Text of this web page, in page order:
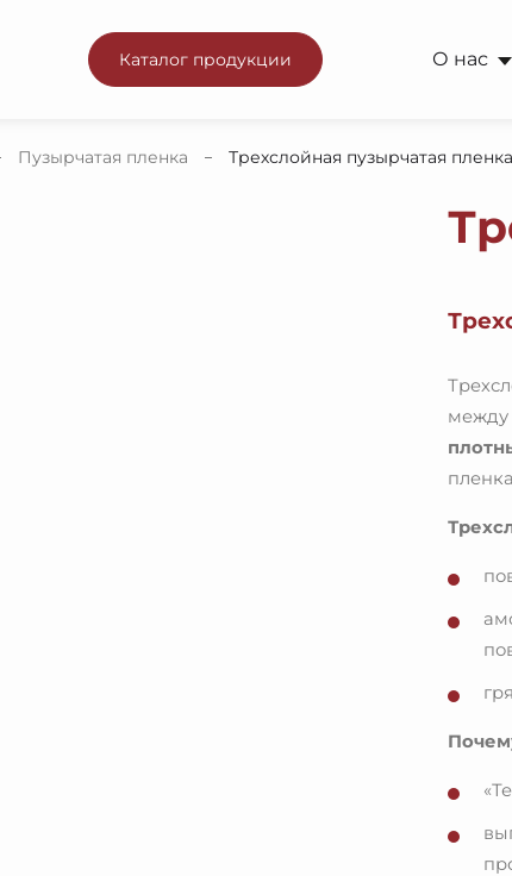
Каталог продукции О нас
Пузырчатая пленка Трехслойная пузырчатая пленка
между